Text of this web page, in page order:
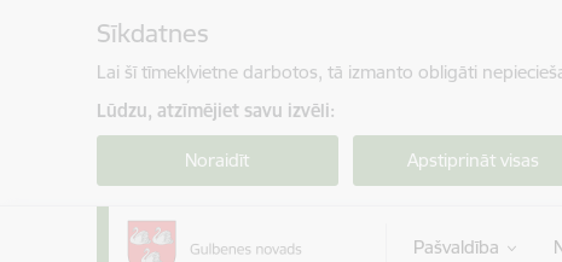
Sīkdatnes
Lai šī tīmekļvietne darbotos, tā izmanto obligāti
Lūdzu, atzīmējiet savu izvēli:
Noraidīt Apstiprināt visas
Pašvaldība